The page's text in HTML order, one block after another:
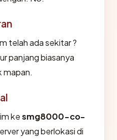
ada sekitar ?
panjang biasanya
mapan.
kesmg8000-co-
yang berlokasi di